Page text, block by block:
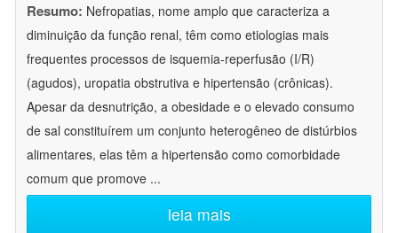
Resumo: Nefropatias, nome amplo que caracteriza a
diminuição da função renal, têm como etiologias mais
frequentes processos de isquemia-reperfusão (I/R)
(agudos), uropatia obstrutiva e hipertensão (crônicas).
Apesar da desnutrição, a obesidade e o elevado consumo
de sal constituírem um conjunto heterogêneo de distúrbios
alimentares, elas têm a hipertensão como comorbidade
comum que promove ...
leia mais